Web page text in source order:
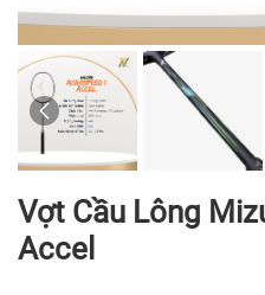
Vợt Cầu Lông
Accel